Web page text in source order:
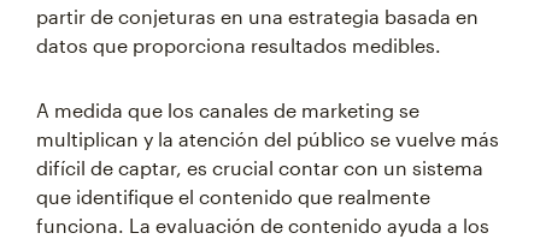
partir de conjeturas en una estrategia basada en
datos que proporciona resultados medibles.
A medida que los canales de marketing se
multiplican y la atención del público se vuelve más
difícil de captar, es crucial contar con un sistema
que identifique el contenido que realmente
funciona. La evaluación de contenido ayuda a los